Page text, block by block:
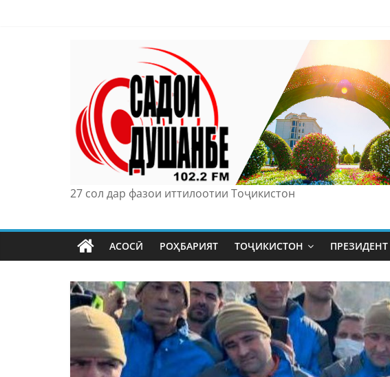
27 сол дар фазои иттилоотии Тоҷикистон
АСОСӢ РОҲБАРИЯТ ТОҶИКИСТОН ПРЕЗИДЕНТ